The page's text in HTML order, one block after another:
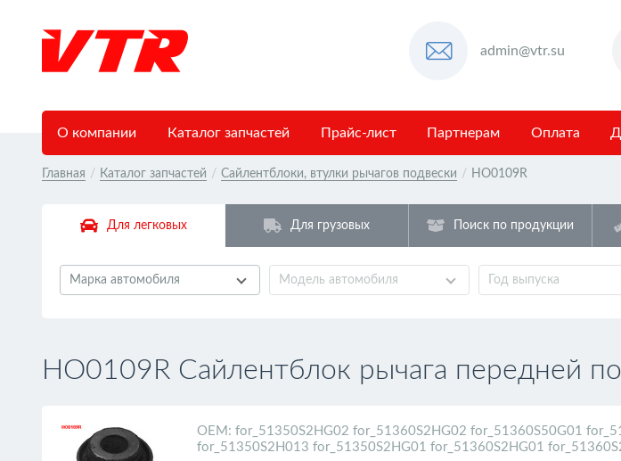
admin@vtr.su
О компании Каталог запчастей Прайс-лист Партнерам Оплата
Главная / Каталог запчастей / Сайлентблоки, втулки рычагов подвески / HO0109R
Для легковых
Марка автомобиля Модель автомобиля Год выпуска
Для грузовых Поиск по продукции
HO0109R Сайлентблок рычага передней
ОЕМ: for_51350S2HG02 for_51360S2HG02 for_51360S50G01
for_51350S2H013 for_51350S2HG01 for_51360S2HG01